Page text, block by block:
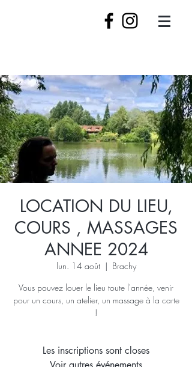
LOCATION DU LIEU,
COURS , MASSAGES
ANNEE 2024
lun. 14 août
  |
Brachy
Vous pouvez louer le lieu toute l'année, venir
pour un cours, un atelier, un massage à la carte
!
Les inscriptions sont closes